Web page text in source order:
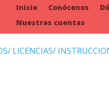
Inicio Conócenos
Nuestras cuentas
LICENCIAS/